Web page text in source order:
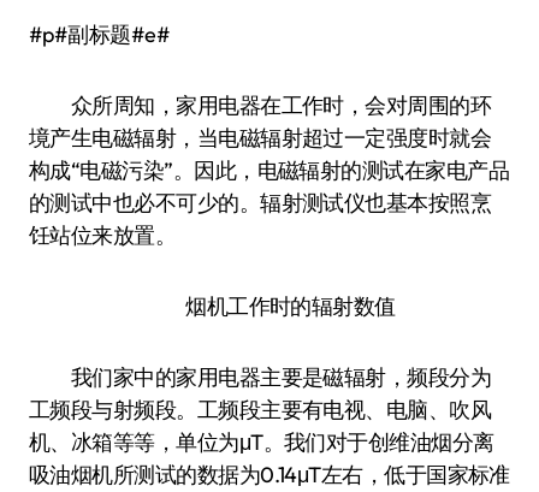
#p#副标题#e#
众所周知，家用电器在工作时，会对周围的环
境产生电磁辐射，当电磁辐射超过一定强度时就会
构成“电磁污染”。因此，电磁辐射的测试在家电产品
的测试中也必不可少的。辐射测试仪也基本按照烹
饪站位来放置。
烟机工作时的辐射数值
我们家中的家用电器主要是磁辐射，频段分为
工频段与射频段。工频段主要有电视、电脑、吹风
机、冰箱等等，单位为μT。我们对于创维油烟分离
吸油烟机所测试的数据为0.14μT左右，低于国家标准